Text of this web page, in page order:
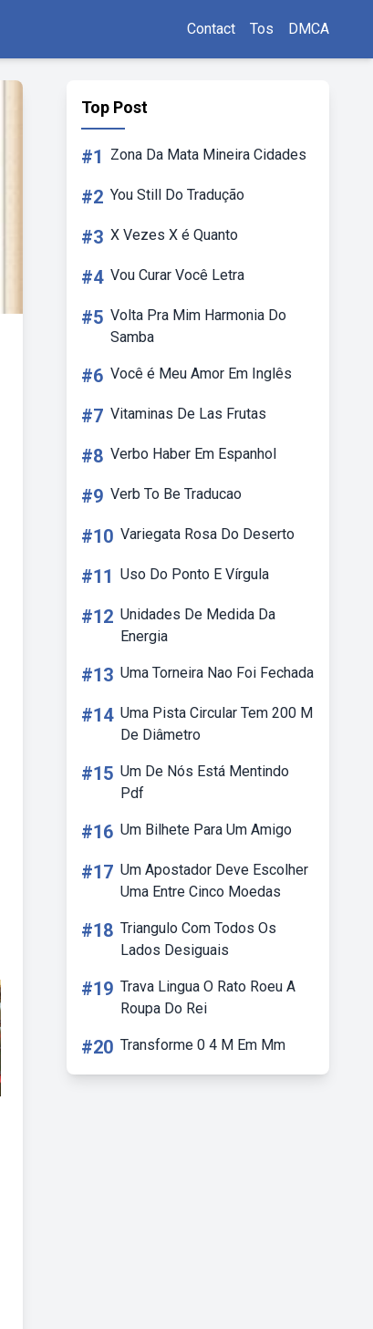
Contact Tos DMCA
Top Post
#1 Zona Da Mata Mineira Cidades
#2 You Still Do Tradução
#3 X Vezes X é Quanto
#4 Vou Curar Você Letra
#5 Volta Pra Mim Harmonia Do
Samba
#6 Você é Meu Amor Em Inglês
#7 Vitaminas De Las Frutas
#8 Verbo Haber Em Espanhol
#9 Verb To Be Traducao
#10 Variegata Rosa Do Deserto
#11 Uso Do Ponto E Vírgula
#12 Unidades De Medida Da
Energia
#13 Uma Torneira Nao Foi Fechada
#14 Uma Pista Circular Tem 200 M
De Diâmetro
#15 Um De Nós Está Mentindo
Pdf
#16 Um Bilhete Para Um Amigo
#17 Um Apostador Deve Escolher
Uma Entre Cinco Moedas
#18 Triangulo Com Todos Os
Lados Desiguais
#19 Trava Lingua O Rato Roeu A
Roupa Do Rei
#20 Transforme 0 4 M Em Mm